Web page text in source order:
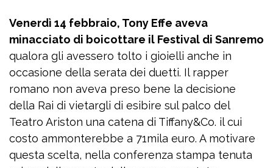
Venerdì 14 febbraio, Tony Effe aveva
minacciato di boicottare il Festival di Sanremo
qualora gli avessero tolto i gioielli anche in
occasione della serata dei duetti. Il rapper
romano non aveva preso bene la decisione
della Rai di vietargli di esibire sul palco del
Teatro Ariston una catena di Tiffany&Co. il cui
costo ammonterebbe a 71mila euro. A motivare
questa scelta, nella conferenza stampa tenuta